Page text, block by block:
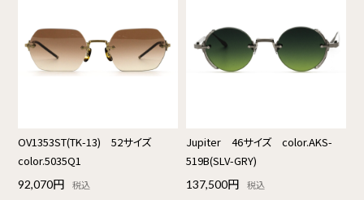
OV1353ST(TK-13) 52サイズ
color.5035Q1
92,070円 税込
Jupiter 46サイズ color.AKS-
519B(SLV-GRY)
137,500円 税込